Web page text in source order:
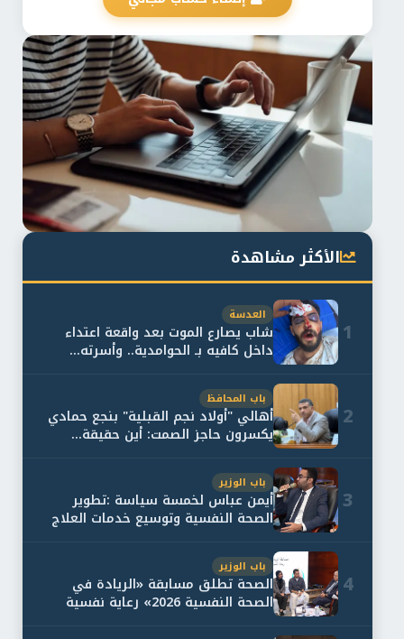
الأكثر مشاهدة
1
العدسة
شاب يصارع الموت بعد واقعة اعتداء
داخل كافيه بـ الحوامدية.. وأسرته...
2
باب المحافظ
أهالي "أولاد نجم القبلية" بنجع حمادي
يكسرون حاجز الصمت: أين حقيقة...
3
باب الوزير
أيمن عباس لخمسة سياسة :تطوير
الصحة النفسية وتوسيع خدمات العلاج
4
باب الوزير
الصحة تطلق مسابقة «الريادة في
الصحة النفسية 2026» رعاية نفسية